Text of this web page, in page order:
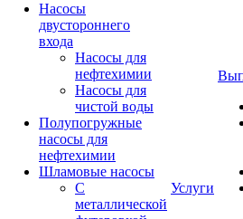
Насосы
двустороннего
входа
Насосы для
нефтехимии
Насосы для
чистой воды
Полупогружные
насосы для
нефтехимии
Шламовые насосы
С
металлической
Услуги